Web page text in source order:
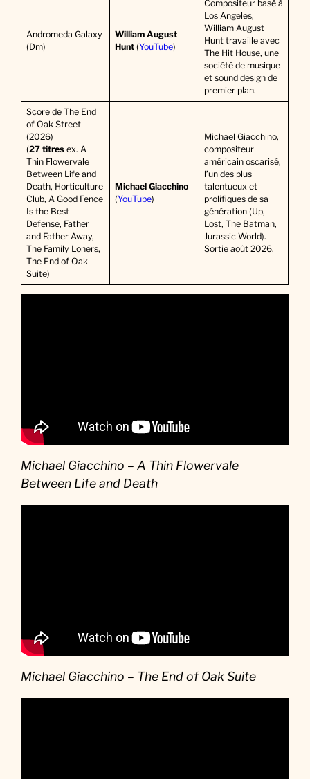
Andromeda Galaxy
(Dm)
William August
Hunt(YouTube)
Compositeur basé à
Los Angeles,
William August
Hunt travaille avec
The Hit House, une
société de musique
et sound design de
premier plan.
Score de The End
of Oak Street
(2026)
(27 titresex. A
Thin Flowervale
Between Life and
Death, Horticulture
Club, A Good Fence
Is the Best
Defense, Father
and Father Away,
The Family Loners,
The End of Oak
Suite)
Michael Giacchino
(YouTube)
Michael Giacchino,
compositeur
américain oscarisé,
l’un des plus
talentueux et
prolifiques de sa
génération (Up,
Lost, The Batman,
Jurassic World).
Sortie août 2026.
Michael Giacchino – A Thin Flowervale
Between Life and Death
Michael Giacchino – The End of Oak Suite